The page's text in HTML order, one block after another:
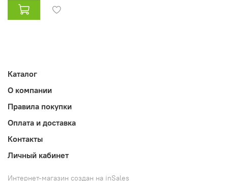
Каталог
О компании
Правила покупки
Оплата и доставка
Контакты
Личный кабинет
Интернет-магазин создан на inSales